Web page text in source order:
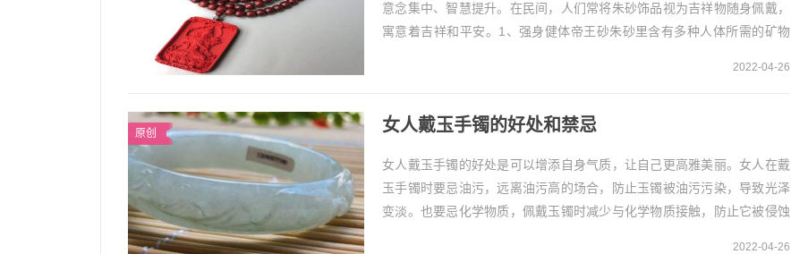
意念集中、智慧提升。在民间，人们常将朱砂饰品视为吉祥物随身佩戴，
寓意着吉祥和平安。1、强身健体帝王砂朱砂里含有多种人体所需的矿物
2022-04-26
原创 女人戴玉手镯的好处和禁忌
女人戴玉手镯的好处是可以增添自身气质，让自己更高雅美丽。女人在戴
玉手镯时要忌油污，远离油污高的场合，防止玉镯被油污污染，导致光泽
变淡。也要忌化学物质，佩戴玉镯时减少与化学物质接触，防止它被侵蚀
2022-04-26